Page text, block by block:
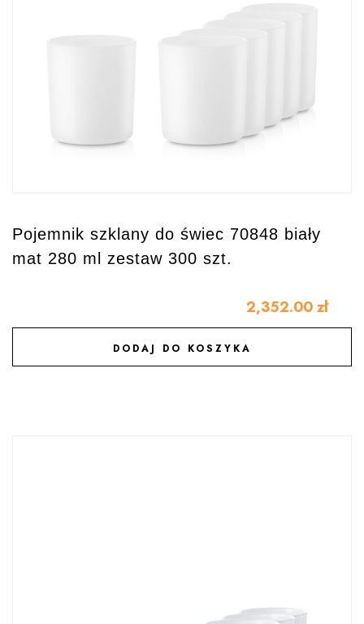
Pojemnik szklany do świec 70848 biały
mat 280 ml zestaw 300 szt.
2,352.00 zł
DODAJ DO KOSZYKA
DODAJ DO ULUBIONYCH